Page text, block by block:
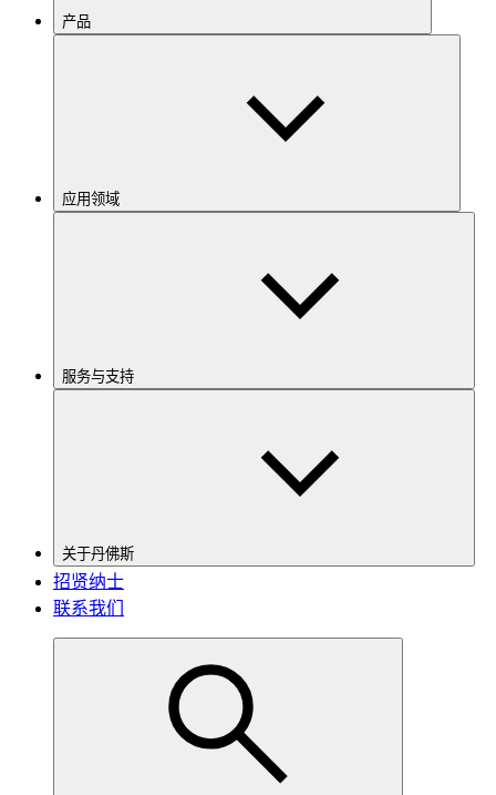
产品
应用领域
服务与支持
关于丹佛斯
招贤纳士
联系我们